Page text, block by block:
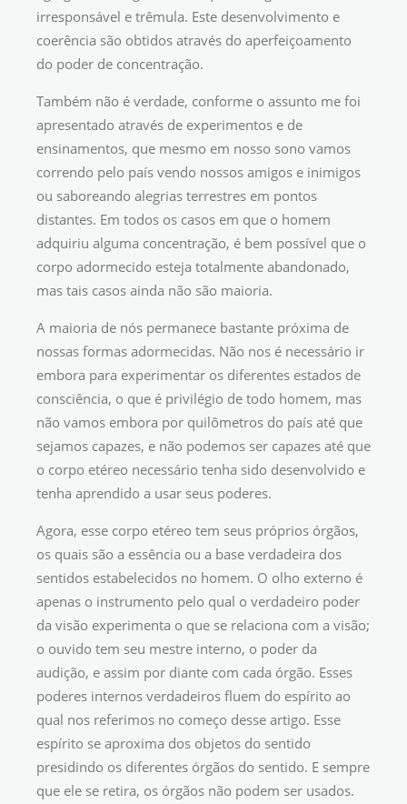
irresponsável e trêmula. Este desenvolvimento e
coerência são obtidos através do aperfeiçoamento
do poder de concentração.
Também não é verdade, conforme o assunto me foi
apresentado através de experimentos e de
ensinamentos, que mesmo em nosso sono vamos
correndo pelo país vendo nossos amigos e inimigos
ou saboreando alegrias terrestres em pontos
distantes. Em todos os casos em que o homem
adquiriu alguma concentração, é bem possível que o
corpo adormecido esteja totalmente abandonado,
mas tais casos ainda não são maioria.
A maioria de nós permanece bastante próxima de
nossas formas adormecidas. Não nos é necessário ir
embora para experimentar os diferentes estados de
consciência, o que é privilégio de todo homem, mas
não vamos embora por quilômetros do país até que
sejamos capazes, e não podemos ser capazes até que
o corpo etéreo necessário tenha sido desenvolvido e
tenha aprendido a usar seus poderes.
Agora, esse corpo etéreo tem seus próprios órgãos,
os quais são a essência ou a base verdadeira dos
sentidos estabelecidos no homem. O olho externo é
apenas o instrumento pelo qual o verdadeiro poder
da visão experimenta o que se relaciona com a visão;
o ouvido tem seu mestre interno, o poder da
audição, e assim por diante com cada órgão. Esses
poderes internos verdadeiros fluem do espírito ao
qual nos referimos no começo desse artigo. Esse
espírito se aproxima dos objetos do sentido
presidindo os diferentes órgãos do sentido. E sempre
que ele se retira, os órgãos não podem ser usados.